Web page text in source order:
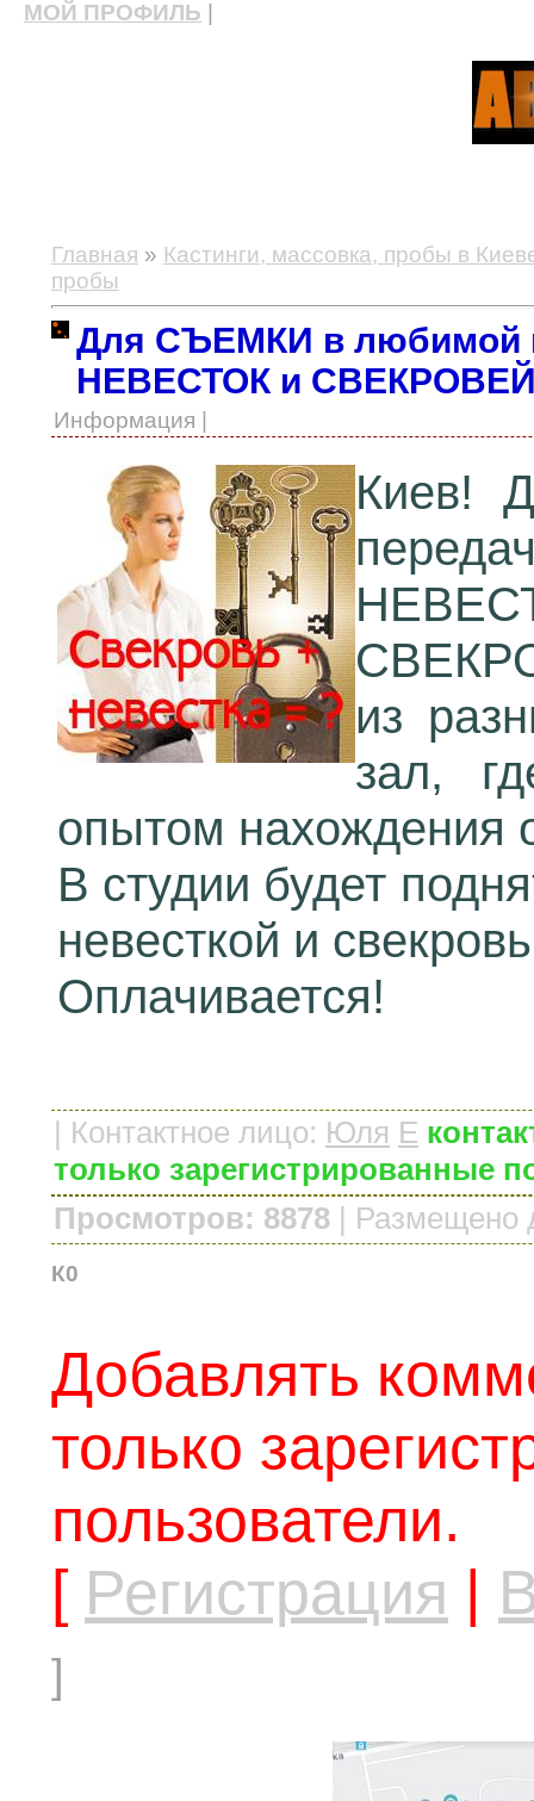
МОЙ ПРОФИЛЬ
Главная » Кастинги, массовка, пробы в
пробы
Для СЪЕМКИ в любимой
НЕВЕСТОК и
Информация |
Киев!
из
зал,
опытом нахождения
В студии будет
невесткой и
Оплачивается!
| Контактное лицо: Юля E
только зарегистрированные
Просмотров: 8878 | Размещено
К0
Добавлять
только
пользователи.
[ Регистрация |
]